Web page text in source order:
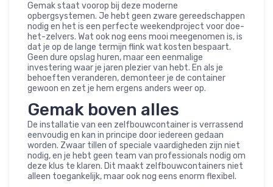
Gemak staat voorop bij deze moderne
opbergsystemen. Je hebt geen zware gereedschappen
nodig en het is een perfecte weekendproject voor doe-
het-zelvers. Wat ook nog eens mooi meegenomen is, is
dat je op de lange termijn flink wat kosten bespaart.
Geen dure opslag huren, maar een eenmalige
investering waar je jaren plezier van hebt. En als je
behoeften veranderen, demonteer je de container
gewoon en zet je hem ergens anders weer op.
Gemak boven alles
De installatie van een zelfbouwcontainer is verrassend
eenvoudig en kan in principe door iedereen gedaan
worden. Zwaar tillen of speciale vaardigheden zijn niet
nodig, en je hebt geen team van professionals nodig om
deze klus te klaren. Dit maakt zelfbouwcontainers niet
alleen toegankelijk, maar ook nog eens enorm flexibel.